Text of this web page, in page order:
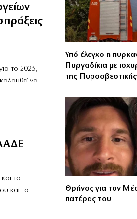
το 2025,
να
τα
και το
Υπό έλεγχο η
Πυργαδίκια με
της Πυροσβεστικής
Θρήνος για τον
πατέρας του